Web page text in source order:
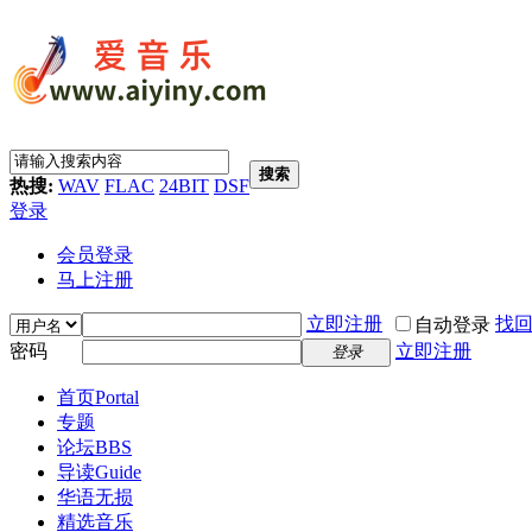
热搜: WAV FLAC 24BIT DSF
搜索
登录
会员登录
马上注册
立即注册 自动登录 找
密码
登录 立即注册
首页Portal
专题
论坛BBS
导读Guide
华语无损
精选音乐